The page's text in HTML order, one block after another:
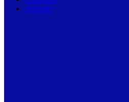
Articole